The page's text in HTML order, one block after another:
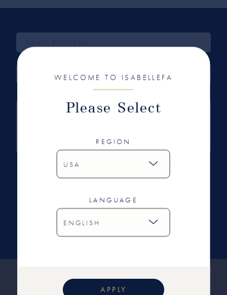
SENDEN
WELCOME TO ISABELLEFA
Please Select
REGION
LANGUAGE
APPLY